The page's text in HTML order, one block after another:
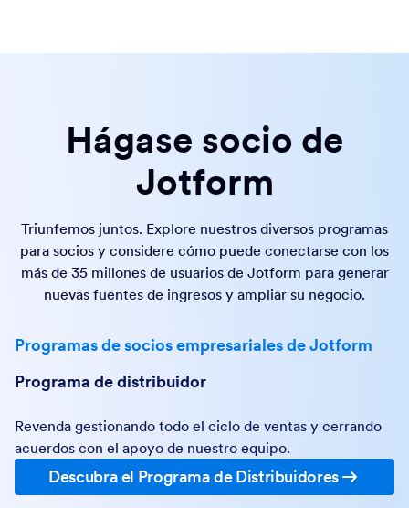
Hágase socio de
Jotform
Triunfemos juntos. Explore nuestros diversos programas
para socios y considere cómo puede conectarse con los
más de 35 millones de usuarios de Jotform para generar
nuevas fuentes de ingresos y ampliar su negocio.
Programas de socios empresariales de Jotform
Programa de distribuidor
Revenda gestionando todo el ciclo de ventas y cerrando
acuerdos con el apoyo de nuestro equipo.
Descubra el Programa de Distribuidores